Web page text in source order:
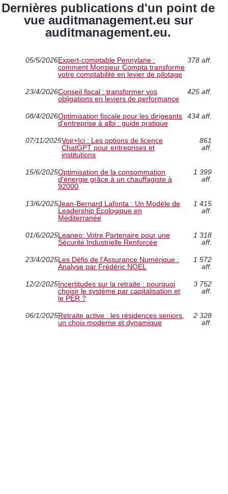
Dernières publications d'un point de
vue auditmanagement.eu sur
auditmanagement.eu.
05/5/2026Expert-comptable Pennylane :
comment Monsieur Compta transforme
votre comptabilité en levier de pilotage
378 aff.
23/4/2026Conseil fiscal : transformer vos
obligations en leviers de performance
425 aff.
08/4/2026Optimisation fiscale pour les dirigeants
d'entreprise à albi : guide pratique
434 aff.
07/11/2025Voir+Ici : Les options de licence
ChatGPT pour entreprises et
institutions
861
aff.
15/6/2025Optimisation de la consommation
d'énergie grâce à un chauffagiste à
92000
1 399
aff.
13/6/2025Jean-Bernard Lafonta : Un Modèle de
Leadership Écologique en
Méditerranée
1 415
aff.
01/6/2025Leaneo: Votre Partenaire pour une
Sécurité Industrielle Renforcée
1 318
aff.
23/4/2025Les Défis de l'Assurance Numérique :
Analyse par Frédéric NOEL
1 572
aff.
12/2/2025Incertitudes sur la retraite : pourquoi
choisir le système par capitalisation et
le PER ?
3 752
aff.
06/1/2025Retraite active : les résidences seniors,
un choix moderne et dynamique
2 328
aff.